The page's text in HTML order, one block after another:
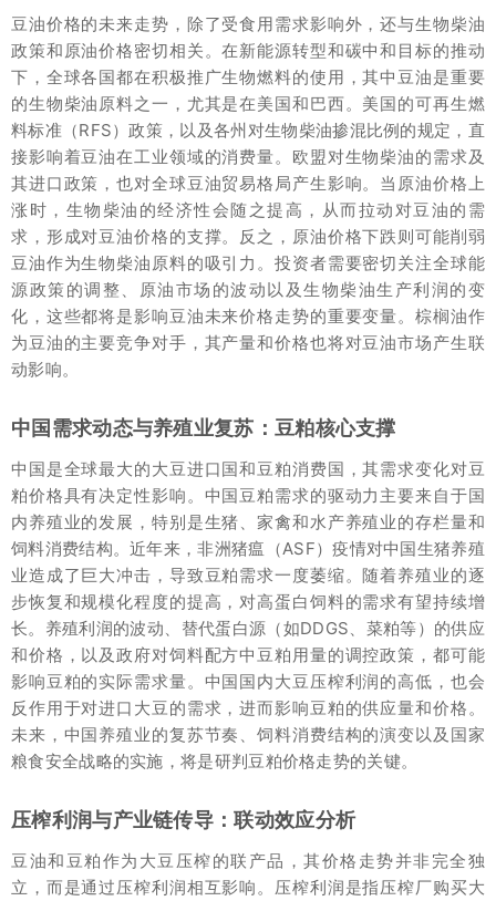
豆油价格的未来走势，除了受食用需求影响外，还与生物柴油
政策和原油价格密切相关。在新能源转型和碳中和目标的推动
下，全球各国都在积极推广生物燃料的使用，其中豆油是重要
的生物柴油原料之一，尤其是在美国和巴西。美国的可再生燃
料标准（RFS）政策，以及各州对生物柴油掺混比例的规定，直
接影响着豆油在工业领域的消费量。欧盟对生物柴油的需求及
其进口政策，也对全球豆油贸易格局产生影响。当原油价格上
涨时，生物柴油的经济性会随之提高，从而拉动对豆油的需
求，形成对豆油价格的支撑。反之，原油价格下跌则可能削弱
豆油作为生物柴油原料的吸引力。投资者需要密切关注全球能
源政策的调整、原油市场的波动以及生物柴油生产利润的变
化，这些都将是影响豆油未来价格走势的重要变量。棕榈油作
为豆油的主要竞争对手，其产量和价格也将对豆油市场产生联
动影响。
中国需求动态与养殖业复苏：豆粕核心支撑
中国是全球最大的大豆进口国和豆粕消费国，其需求变化对豆
粕价格具有决定性影响。中国豆粕需求的驱动力主要来自于国
内养殖业的发展，特别是生猪、家禽和水产养殖业的存栏量和
饲料消费结构。近年来，非洲猪瘟（ASF）疫情对中国生猪养殖
业造成了巨大冲击，导致豆粕需求一度萎缩。随着养殖业的逐
步恢复和规模化程度的提高，对高蛋白饲料的需求有望持续增
长。养殖利润的波动、替代蛋白源（如DDGS、菜粕等）的供应
和价格，以及政府对饲料配方中豆粕用量的调控政策，都可能
影响豆粕的实际需求量。中国国内大豆压榨利润的高低，也会
反作用于对进口大豆的需求，进而影响豆粕的供应量和价格。
未来，中国养殖业的复苏节奏、饲料消费结构的演变以及国家
粮食安全战略的实施，将是研判豆粕价格走势的关键。
压榨利润与产业链传导：联动效应分析
豆油和豆粕作为大豆压榨的联产品，其价格走势并非完全独
立，而是通过压榨利润相互影响。压榨利润是指压榨厂购买大